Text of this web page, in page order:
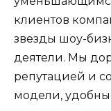
клиентов
звезды шоу-
деятели. Мы
репутацией и
модели,